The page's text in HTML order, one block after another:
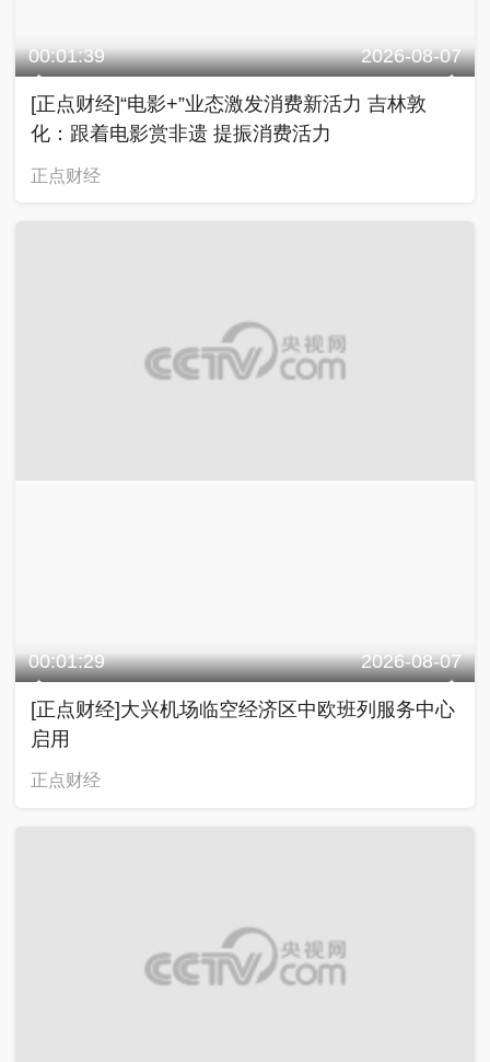
00:01:39 2026-08-07
[正点财经]“电影+”业态激发消费新活力 吉林敦
化：跟着电影赏非遗 提振消费活力
正点财经
00:01:29 2026-08-07
[正点财经]大兴机场临空经济区中欧班列服务中心
启用
正点财经